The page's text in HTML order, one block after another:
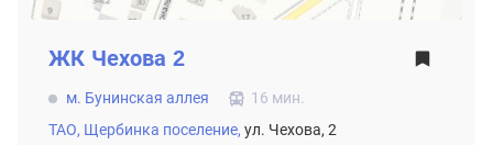
ЖК Чехова 2
м. Бунинская аллея
16 мин.
ТАО, Щербинка поселение, ул. Чехова, 2